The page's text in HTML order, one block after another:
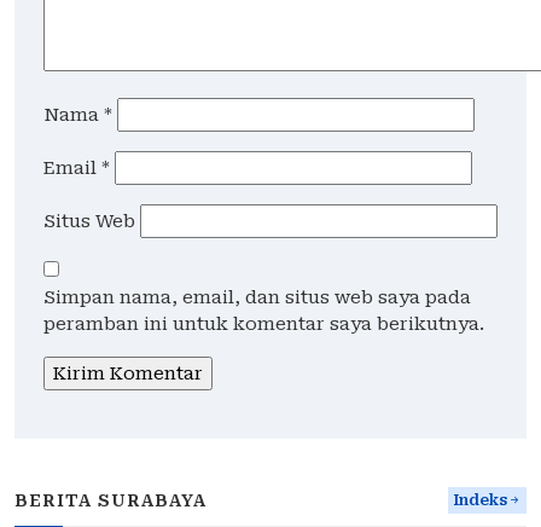
Nama *
Email *
Situs Web
Simpan nama, email, dan situs web saya pada
peramban ini untuk komentar saya berikutnya.
BERITA SURABAYA Indeks